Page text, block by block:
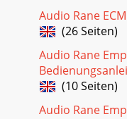
Audio Rane
(26 Seiten)
Audio Rane
(10 Seiten)
Audio Rane